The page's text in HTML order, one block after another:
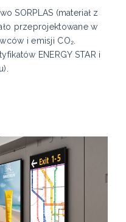
SORPLAS (materiał z
przeprojektowane w
i emisji CO₂.
ENERGY STAR i